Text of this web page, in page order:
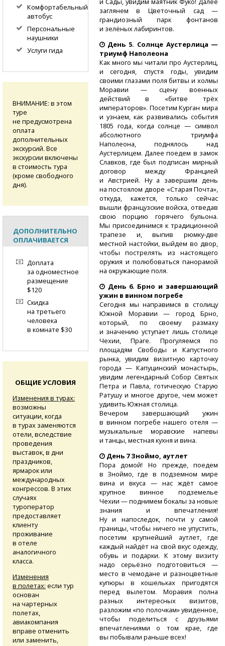
заглянем в Цветочный сад —
грандиозный парк фонтанов
и зелёных лабиринтов.
День 5. Солнце Аустерлица —
триумф Наполеона
Как много мы читали про Аустерлиц,
и сегодня, спустя годы, увидим
своими глазами поля битвы и холмы
Моравии — сцену военных
действий в «битве трёх
императоров». Посетим Курган мира
и узнаем, как развивались события
1805 года, когда солнце — символ
абсолютного триумфа
Наполеона, поднялось над
Аустерлицем. Далее поедем в замок
Славков, где был подписан мирный
договор между Францией
и Австрией. Ну а завершим день
на постоялом дворе «Старая Почта»,
откуда, кажется, только сейчас
вышли французские войска, отведав
свою порцию горячего бульона.
Мы присоединимся к традиционной
трапезе и, выпиврюмку-две
местной настойки, выйдем во двор,
чтобы пострелять из настоящего
оружия и полюбоваться панорамой
на окружающие поля.
День 6. Брно и завершающий
ужин в винном погребе
Сегодня мы направимся в столицу
Южной Моравии — город Брно,
который, по своему размаху
и значению уступает лишь столице
Чехии, Праге. Прогуляемся по
площадям Свободы и Капустного
рынка, увидим визитную карточку
города — Капуцинский монастырь,
увидим легендарный Собор Святых
Петра и Павла, готическую Старую
Ратушу и многое другое, чем может
удивить Южная столица.
Вечером завершающий ужин
в винном погребе нашего отеля —
музыкальные моравские напевы
и танцы, местная кухня и вина.
День 7 Зноймо, аутлет
Пора домой! Но прежде, поедем
в Зноймо, где в подземном мире
вина и вкуса — нас ждёт самое
крупное винное подземелье
Чехии — поднимем бокалы за новые
знания и впечатления!
Ну и напоследок, почти у самой
границы, чтобы ничего не упустить,
посетим крупнейший аутлет, где
каждый найдёт на свой вкус одежду,
обувь и подарки. К этому визиту
надо серьёзно подготовиться —
место в чемодане и разноцветные
купюры в кошельках пригодятся
перед вылетом. Моравия полна
разных интересных визитов,
разложим «по полочкам» увиденное,
чтобы поделиться с друзьями
впечатлениями о том крае, где
вы побывали раньше всех!
Комфортабельный
автобус
Персональные
наушники
Услуги гида
ВНИМАНИЕ: в этом
туре
не предусмотрена
оплата
дополнительных
экскурсий. Все
экскурсии включены
в стоимость тура
(кроме свободного
дня).
ДОПОЛНИТЕЛЬНО
ОПЛАЧИВАЕТСЯ
Доплата
за одноместное
размещение
$120
Скидка
на третьего
человека
в комнате $30
ОБЩИЕ УСЛОВИЯ
Изменения в турах:
возможны
ситуации, когда
в турах заменяются
отели, вследствие
проведения
выставок, в дни
праздников,
ярмарок или
международных
конгрессов. В этих
случаях
туроператор
предоставляет
клиенту
проживание
в отеле
аналогичного
класса.
Изменения
в полетах: если тур
основан
на чартерных
полетах,
авиакомпания
вправе отменить
или заменить,